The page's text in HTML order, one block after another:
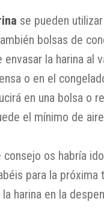
se pueden
bolsas de
la harina al
o en el
en una bolsa o
el mínimo de
os habría
para la próxima
harina en la